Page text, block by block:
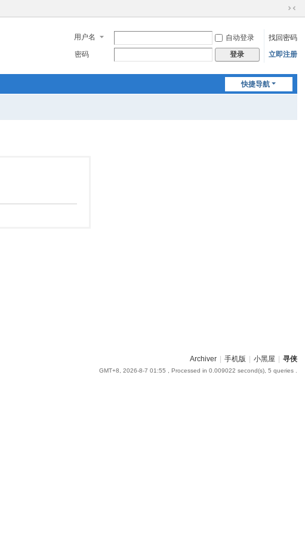
切
到
窄
用户名 自动登录
找回密码
密码
登录 立即注册
快捷导航
Archiver 手机版 小黑屋 寻侠
GMT+8, 2026-8-7 01:55 , Processed in 0.009022 second(s), 5 queries .